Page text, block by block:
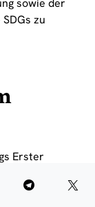
sowie der
zu
Erster